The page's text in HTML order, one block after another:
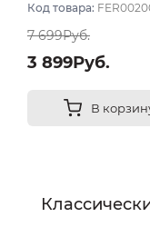
Код товара:
7 699Руб.
3 899Руб.
В